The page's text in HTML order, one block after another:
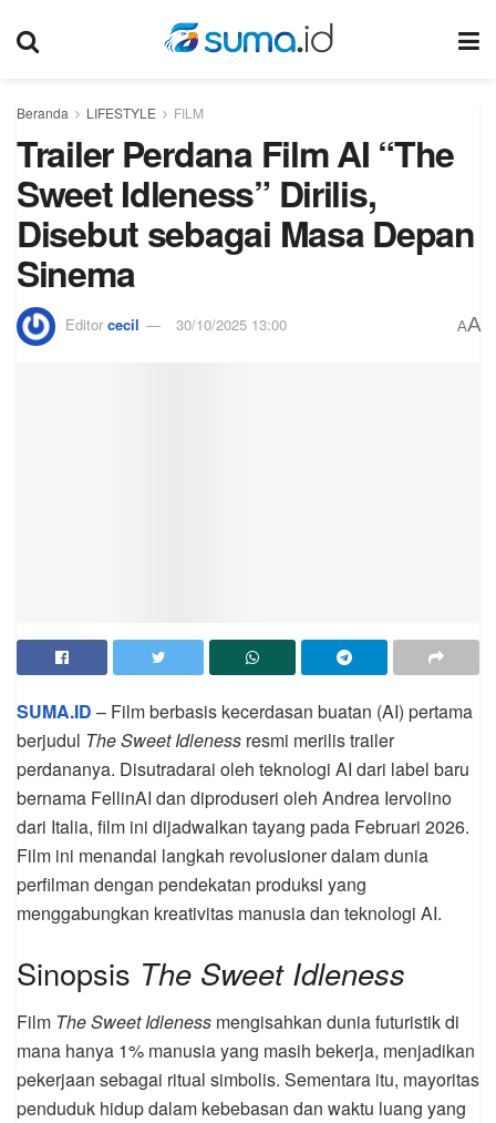
Beranda LIFESTYLE FILM
Trailer Perdana Film AI “The
Sweet Idleness” Dirilis,
Disebut sebagai Masa Depan
Sinema
Editor cecil 30/10/2025 13:00 AA
SUMA.ID – Film berbasis kecerdasan buatan (AI) pertama
berjudul The Sweet Idleness resmi merilis trailer
perdananya. Disutradarai oleh teknologi AI dari label baru
bernama FellinAI dan diproduseri oleh Andrea Iervolino
dari Italia, film ini dijadwalkan tayang pada Februari 2026.
Film ini menandai langkah revolusioner dalam dunia
perfilman dengan pendekatan produksi yang
menggabungkan kreativitas manusia dan teknologi AI.
Sinopsis The Sweet Idleness
Film The Sweet Idleness mengisahkan dunia futuristik di
mana hanya 1% manusia yang masih bekerja, menjadikan
pekerjaan sebagai ritual simbolis. Sementara itu, mayoritas
penduduk hidup dalam kebebasan dan waktu luang yang